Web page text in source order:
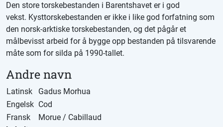
Den store torskebestanden i Barentshavet er i god
vekst. Kysttorskebestanden er ikke i like god forfatning som
den norsk-arktiske torskebestanden, og det pågår et
målbevisst arbeid for å bygge opp bestanden på tilsvarende
måte som for silda på 1990-tallet.
Andre navn
Latinsk
Gadus Morhua
Engelsk Cod
Fransk
Morue / Cabillaud